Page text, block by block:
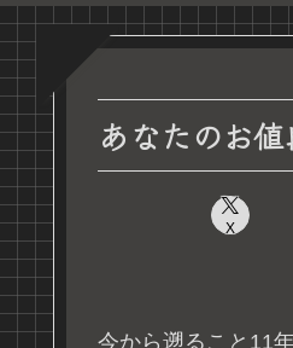
あなたのお
X
今から遡ること11